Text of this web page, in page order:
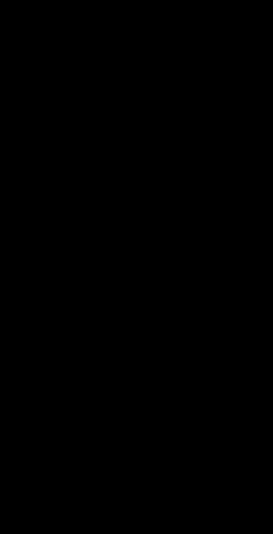
der Bundesregierung für